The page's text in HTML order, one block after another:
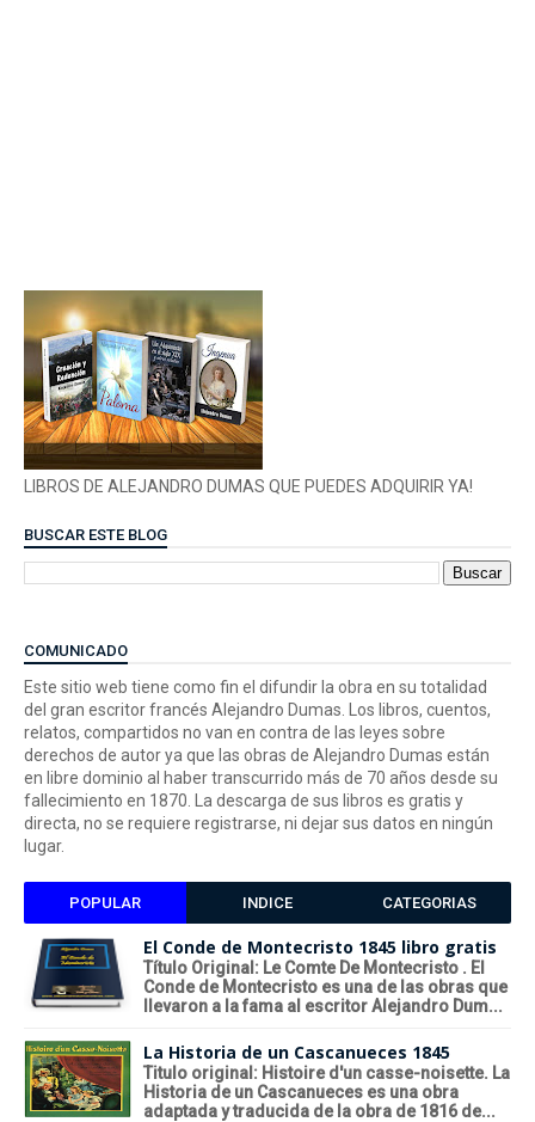
LIBROS DE ALEJANDRO DUMAS QUE PUEDES ADQUIRIR YA!
BUSCAR ESTE BLOG
COMUNICADO
Este sitio web tiene como fin el difundir la obra en su totalidad
del gran escritor francés Alejandro Dumas. Los libros, cuentos,
relatos, compartidos no van en contra de las leyes sobre
derechos de autor ya que las obras de Alejandro Dumas están
en libre dominio al haber transcurrido más de 70 años desde su
fallecimiento en 1870. La descarga de sus libros es gratis y
directa, no se requiere registrarse, ni dejar sus datos en ningún
lugar.
POPULAR INDICE CATEGORIAS
El Conde de Montecristo 1845 libro gratis
Título Original: Le Comte De Montecristo . El
Conde de Montecristo es una de las obras que
llevaron a la fama al escritor Alejandro Dum...
La Historia de un Cascanueces 1845
Titulo original: Histoire d'un casse-noisette. La
Historia de un Cascanueces es una obra
adaptada y traducida de la obra de 1816 de...